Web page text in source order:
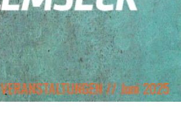
VERANSTALTUNGEN // Juni 2025